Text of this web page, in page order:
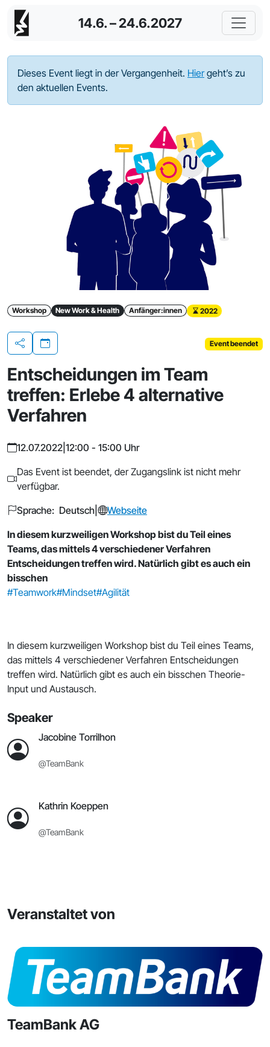
14.6. – 24.6.2027
Dieses Event liegt in der Vergangenheit. Hiergeht’s zu
den aktuellen Events.
Workshop New Work & Health Anfänger:innen 2022
Teilen
Event beendet
Entscheidungen im Team
treffen: Erlebe 4 alternative
Verfahren
12.07.2022 12:00 - 15:00 Uhr
Das Event ist beendet, der Zugangslink ist nicht mehr
verfügbar.
Sprache: Deutsch
Webseite
In diesem kurzweiligen Workshop bist du Teil eines
Teams, das mittels 4 verschiedener Verfahren
Entscheidungen treffen wird. Natürlich gibt es auch ein
bisschen
#Teamwork#Mindset#Agilität
In diesem kurzweiligen Workshop bist du Teil eines Teams,
das mittels 4 verschiedener Verfahren Entscheidungen
treffen wird. Natürlich gibt es auch ein bisschen Theorie-
Input und Austausch.
Speaker
Jacobine Torrilhon
@TeamBank
Kathrin Koeppen
@TeamBank
Veranstaltet von
TeamBank AG